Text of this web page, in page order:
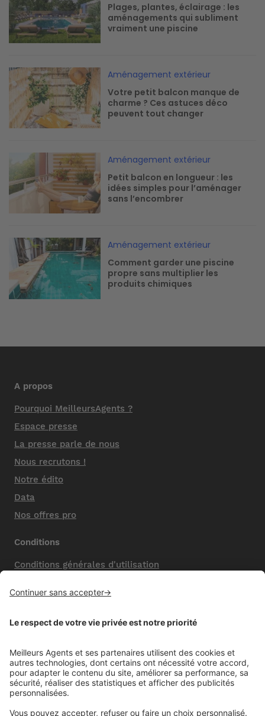
Plages, plantes, éclairage : les
aménagements qui subliment
vraiment une piscine
Image
Aménagement extérieur
Votre petit balcon manque de
charme ? Ces astuces déco
peuvent tout changer
Image
Aménagement extérieur
Petit balcon en longueur : les
idées simples pour l’aménager
sans l’encombrer
Image
Aménagement extérieur
Comment garder une piscine
propre sans multiplier les
produits chimiques
A propos
Pourquoi MeilleursAgents ?
Espace presse
La presse parle de nous
Nous recrutons !
Notre édito
Data
Nos offres pro
Conditions
Conditions générales d'utilisation
Nos honoraires de vente
Politique de confidentialité
Mentions comparateur
Aide